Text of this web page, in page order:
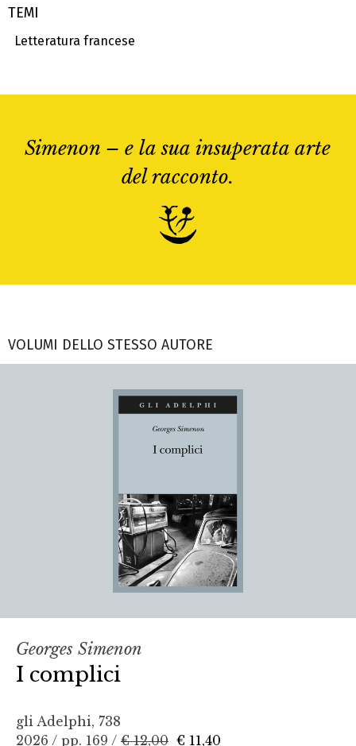
TEMI
Letteratura francese
Simenon – e la sua insuperata arte
del racconto.
VOLUMI DELLO STESSO AUTORE
Georges Simenon
I complici
gli Adelphi, 738
2026 / pp. 169 / € 12,00 € 11,40